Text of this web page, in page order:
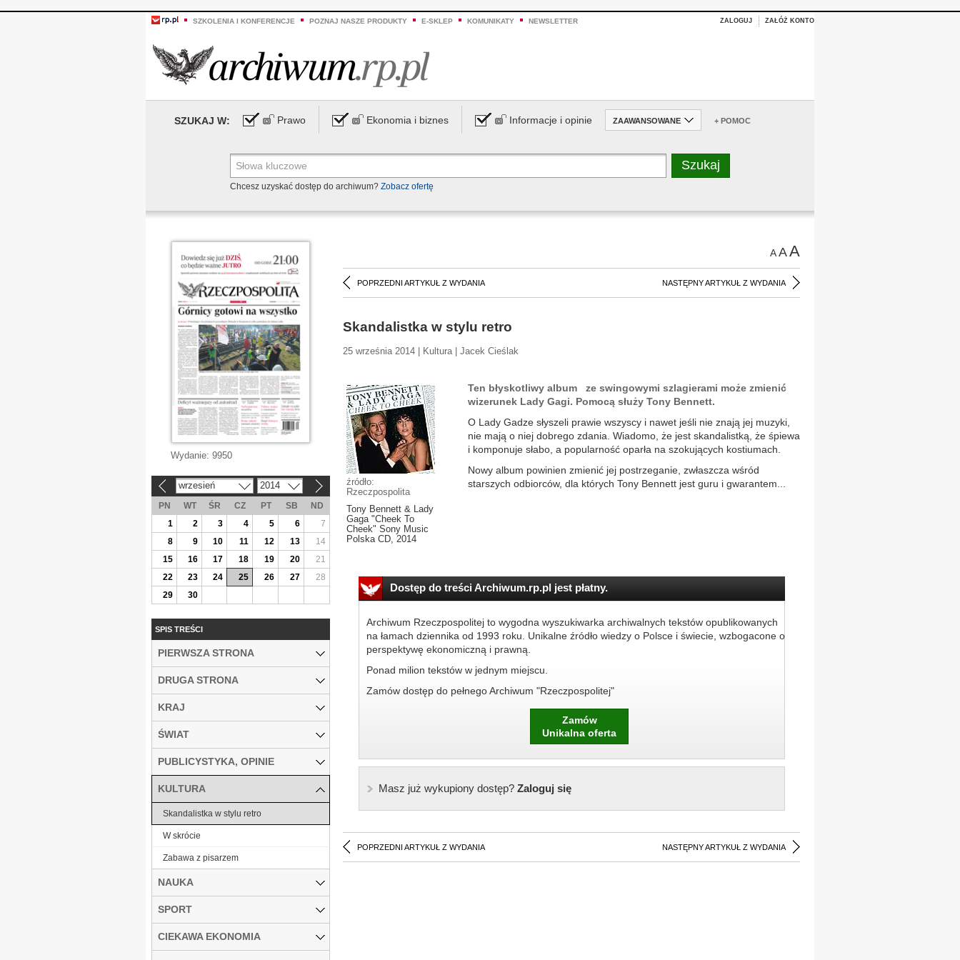
SZKOLENIA I KONFERENCJE POZNAJ NASZE PRODUKTY E-SKLEP KOMUNIKATY NEWSLETTER ZALOGUJ ZAŁÓŻ KONTO
SZUKAJ W: Prawo Ekonomia i biznes Informacje i opinie ZAAWANSOWANE + POMOC
Chcesz uzyskać dostęp do archiwum? Zobacz ofertę
AAA
POPRZEDNI ARTYKUŁ Z WYDANIA NASTĘPNY ARTYKUŁ Z WYDANIA
Skandalistka w stylu retro
25 września 2014 | Kultura | Jacek Cieślak
źródło:
Rzeczpospolita
Tony Bennett & Lady
Gaga "Cheek To
Cheek" Sony Music
Polska CD, 2014
Ten błyskotliwy album ze swingowymi szlagierami może zmienić
wizerunek Lady Gagi. Pomocą służy Tony Bennett.
O Lady Gadze słyszeli prawie wszyscy i nawet jeśli nie znają jej muzyki,
nie mają o niej dobrego zdania. Wiadomo, że jest skandalistką, że śpiewa
i komponuje słabo, a popularność oparła na szokujących kostiumach.
Nowy album powinien zmienić jej postrzeganie, zwłaszcza wśród
starszych odbiorców, dla których Tony Bennett jest guru i gwarantem...
Dostęp do treści Archiwum.rp.pl jest płatny.
Archiwum Rzeczpospolitej to wygodna wyszukiwarka archiwalnych tekstów opublikowanych
na łamach dziennika od 1993 roku. Unikalne źródło wiedzy o Polsce i świecie, wzbogacone o
perspektywę ekonomiczną i prawną.
Ponad milion tekstów w jednym miejscu.
Zamów dostęp do pełnego Archiwum "Rzeczpospolitej"
Zamów
Unikalna oferta
Masz już wykupiony dostęp?Zaloguj się
POPRZEDNI ARTYKUŁ Z WYDANIA NASTĘPNY ARTYKUŁ Z WYDANIA
Wydanie: 9950
wrzesień 2014
PN WT ŚR CZ PT SB
ND
1
2 3 4 5 6
7
8
9 10 11 12 13
14
15
16 17 18 19 20
21
22
23 24 25 26 27
28
29
30
SPIS TREŚCI
PIERWSZA STRONA
DRUGA STRONA
KRAJ
ŚWIAT
PUBLICYSTYKA, OPINIE
KULTURA
Skandalistka w stylu retro
W skrócie
Zabawa z pisarzem
NAUKA
SPORT
CIEKAWA EKONOMIA